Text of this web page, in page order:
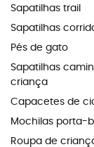
Sapatilhas trail
Sapatilhas
Pés de gato
Sapatilhas
criança
Capacetes de
Mochilas porta-
Roupa de